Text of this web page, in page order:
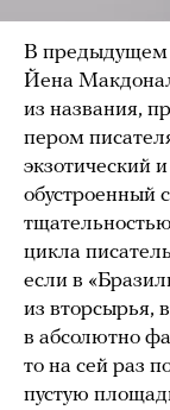
В предыдущем
Йена
из названия,
пером
экзотический
обустроенный
цикла
если в
из вторсырья,
в абсолютно
то на сей раз
пустую